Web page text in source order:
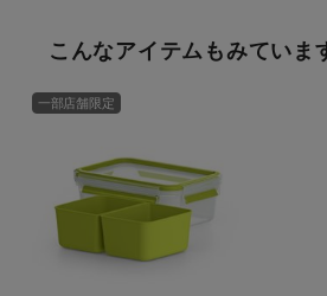
こんなアイテムもみていま
一部店舗限定